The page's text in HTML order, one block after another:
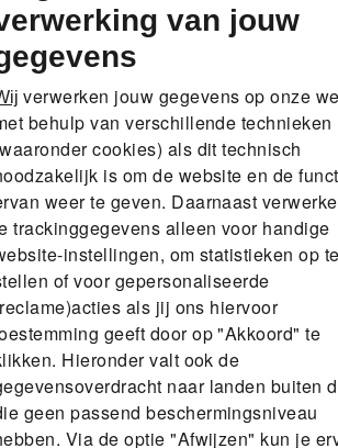
en activiteiten, allemaal onder
wat je nodig hebt. Hoge
alles-in-één keuze voor een actief
van jouw
verwerken jouw gegevens op onze
behulp van verschillende technieken
cookies) als dit technisch
is om de website en de
weer te geven. Daarnaast
trackinggegevens alleen voor handige
instellingen, om statistieken op
of voor gepersonaliseerde
als jij ons hiervoor
geeft door op "Akkoord" te
Hieronder valt ook de
naar landen buiten
geen passend beschermingsniveau
Via de optie "Afwijzen" kun je